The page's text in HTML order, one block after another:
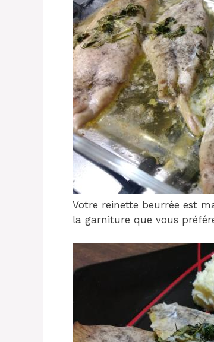
Votre reinette beurrée est
la garniture que vous